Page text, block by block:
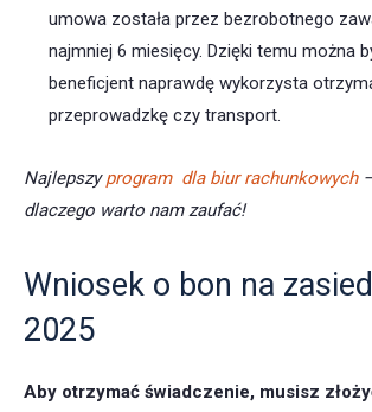
umowa została przez bezrobotnego
najmniej 6 miesięcy. Dzięki temu można
beneficjent naprawdę wykorzysta
przeprowadzkę czy transport.
Najlepszyprogram dla biur rachunkowych–
dlaczego warto nam zaufać!
Wniosek o bon na
2025
Aby otrzymać świadczenie, musisz